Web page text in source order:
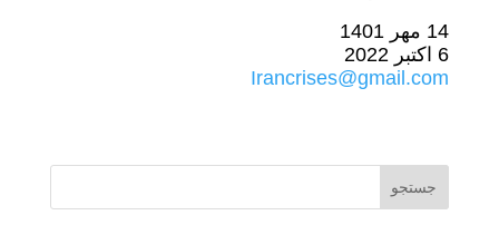
14 مهر 1401
6 اکتبر 2022
Irancrises@gmail.com
جستجو